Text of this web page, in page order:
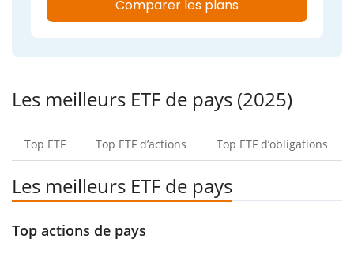
Les meilleurs ETF de pays (2025)
Top ETF Top ETF d’actions Top ETF d’obligations
Les meilleurs ETF de pays
Top actions de pays